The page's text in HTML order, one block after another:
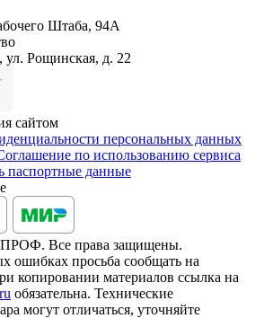
Штаба, 94А
ул. Рощинская, д. 22
сайтом
персональных данных
по использованию сервиса
паспортные данные
Все права защищены.
ошибках просьба сообщать на
копировании материалов ссылка на
обязательна. Технические
могут отличаться, уточняйте